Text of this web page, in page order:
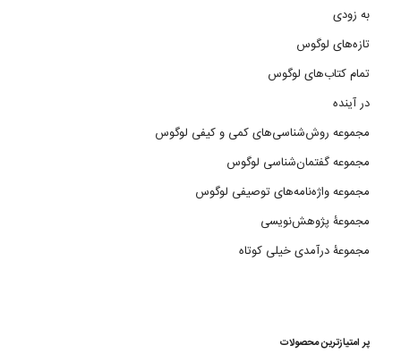
به زودی
تازه‌های لوگوس
تمام کتاب‌های لوگوس
در آینده
مجموعه روش‌شناسی‌های کمی و کیفی لوگوس
مجموعه گفتمان‌شناسی لوگوس
مجموعه واژه‌نامه‌های توصیفی لوگوس
مجموعۀ پژوهش‌نویسی
مجموعۀ درآمدی خیلی کوتاه
پر امتیازترین محصولات